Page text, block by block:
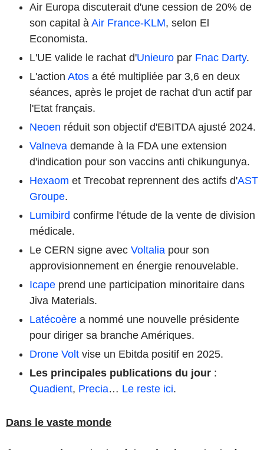
Air Europa discuterait d'une cession de 20% de
son capital à Air France-KLM, selon El
Economista.
L'UE valide le rachat d'Unieuro par Fnac Darty.
L'action Atos a été multipliée par 3,6 en deux
séances, après le projet de rachat d'un actif par
l'Etat français.
Neoen réduit son objectif d'EBITDA ajusté 2024.
Valneva demande à la FDA une extension
d'indication pour son vaccins anti chikungunya.
Hexaom et Trecobat reprennent des actifs d'AST
Groupe.
Lumibird confirme l'étude de la vente de division
médicale.
Le CERN signe avec Voltalia pour son
approvisionnement en énergie renouvelable.
Icape prend une participation minoritaire dans
Jiva Materials.
Latécoère a nommé une nouvelle présidente
pour diriger sa branche Amériques.
Drone Volt vise un Ebitda positif en 2025.
Les principales publications du jour :
Quadient, Precia… Le reste ici.
Dans le vaste monde